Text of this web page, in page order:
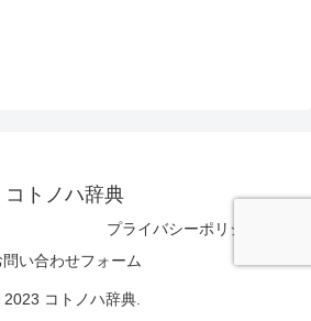
コトノハ辞典
プライバシーポリシー
問い合わせフォーム
コトノハ辞典.